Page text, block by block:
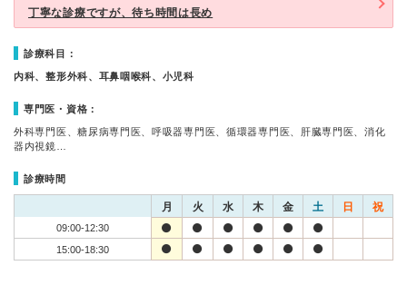
丁寧な診療ですが、待ち時間は長め
診療科目：
内科、整形外科、耳鼻咽喉科、小児科
専門医・資格：
外科専門医、糖尿病専門医、呼吸器専門医、循環器専門医、肝臓専門医、消化
器内視鏡…
診療時間
月 火 水 木 金 土 日 祝
09:00-12:30
15:00-18:30